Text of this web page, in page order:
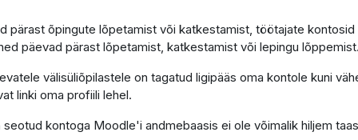
pärast õpingute lõpetamist või katkestamist, töötajate
päevad pärast lõpetamist, katkestamist või lepingu
välisüliõpilastele on tagatud ligipääs oma kontole kuni
linki oma profiili lehel.
kontoga Moodle'i andmebaasis ei ole võimalik hiljem